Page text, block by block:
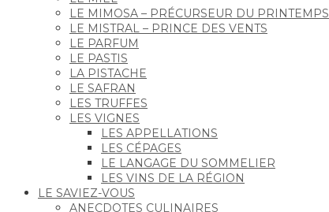
LE MIMOSA – PRÉCURSEUR DU PRINTEMPS
LE MISTRAL – PRINCE DES VENTS
LE PARFUM
LE PASTIS
LA PISTACHE
LE SAFRAN
LES TRUFFES
LES VIGNES
LES APPELLATIONS
LES CÉPAGES
LE LANGAGE DU SOMMELIER
LES VINS DE LA RÉGION
LE SAVIEZ-VOUS
ANECDOTES CULINAIRES